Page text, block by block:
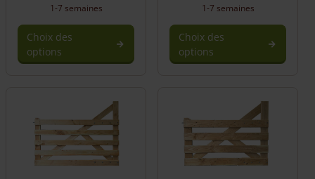
1-7 semaines
Choix des
options
1-7 semaines
Choix des
options